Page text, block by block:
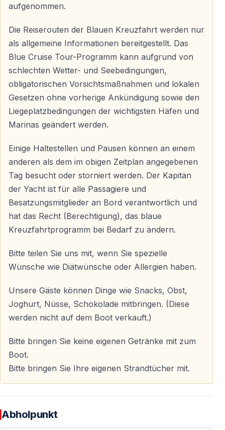
Boot verankern wir das Boot zwischen 15:00 und 16:00
Uhr von der Bucht von Sıralın bis zur
Steinkragenbucht, die nach dem berühmten Maler
Bedri-Mutterleib benannt ist. Wir werden am Abend des
4. Tages in Bedri Rahmi Bay übernachten. Sie können
das weiche Gesicht des Mondes beobachten und
genießen, der die Seele streichelt, und in
wunderschöne blaue Träume eintauchen.
Blauer Kreuzfahrttag - 5
Nach dem Frühstück in der wundersamen Bucht von
Bedri Rahmi werden wir den Anker wiegen und zum
Hafen von Göcek fahren. Die Bedürfnisse des Bootes
für eine blaue Kreuzfahrt werden vom Hafen von
Göcek aus erfüllt. Tee um 5 Uhr - Abendessen - Obst
wird von der Insel Yassica serviert, und die schöne
Nacht der blauen Kreuzfahrt Tag 5 wird uns von der
Blauer Kreuzfahrttag - 6
können Sie als nächstes die Aquarium Bay erkunden.
Wir werden ein schönes Mittagessen in der
Aquarienbucht bekommen, indem wir die einzigartige
Nachdem wir nach dem Abendessen etwas mehr
geschwommen sind, fahren wir zwischen 15:00 und
16:00 Uhr in die Bucht von Boynuz. Und übernachten
hier unter der wunderschönen Decke aus Himmel und
Sternen. Blaue Träume!
Blauer Kreuzfahrttag - 7
aufgenommen.
Die Reiserouten der Blauen Kreuzfahrt werden nur
als allgemeine Informationen bereitgestellt. Das
Blue Cruise Tour-Programm kann aufgrund von
schlechten Wetter- und Seebedingungen,
obligatorischen Vorsichtsmaßnahmen und lokalen
Gesetzen ohne vorherige Ankündigung sowie den
Liegeplatzbedingungen der wichtigsten Häfen und
Marinas geändert werden.
Einige Haltestellen und Pausen können an einem
anderen als dem im obigen Zeitplan angegebenen
Tag besucht oder storniert werden. Der Kapitän
der Yacht ist für alle Passagiere und
Besatzungsmitglieder an Bord verantwortlich und
hat das Recht (Berechtigung), das blaue
Kreuzfahrtprogramm bei Bedarf zu ändern.
Bitte teilen Sie uns mit, wenn Sie spezielle
Wünsche wie Diätwünsche oder Allergien haben.
Unsere Gäste können Dinge wie Snacks, Obst,
Joghurt, Nüsse, Schokolade mitbringen. (Diese
werden nicht auf dem Boot verkauft.)
Bitte bringen Sie keine eigenen Getränke mit zum
Boot.
Bitte bringen Sie Ihre eigenen Strandtücher mit.
Abholpunkt